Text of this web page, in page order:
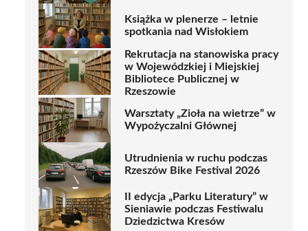
Książka w plenerze – letnie
spotkania nad Wisłokiem
Rekrutacja na stanowiska pracy
w Wojewódzkiej i Miejskiej
Bibliotece Publicznej w
Rzeszowie
Warsztaty „Zioła na wietrze” w
Wypożyczalni Głównej
Utrudnienia w ruchu podczas
Rzeszów Bike Festival 2026
II edycja „Parku Literatury” w
Sieniawie podczas Festiwalu
Dziedzictwa Kresów